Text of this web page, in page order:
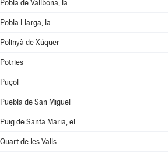
Pobla de Vallbona, la
Pobla Llarga, la
Polinyà de Xúquer
Potries
Puçol
Puebla de San Miguel
Puig de Santa Maria, el
Quart de les Valls